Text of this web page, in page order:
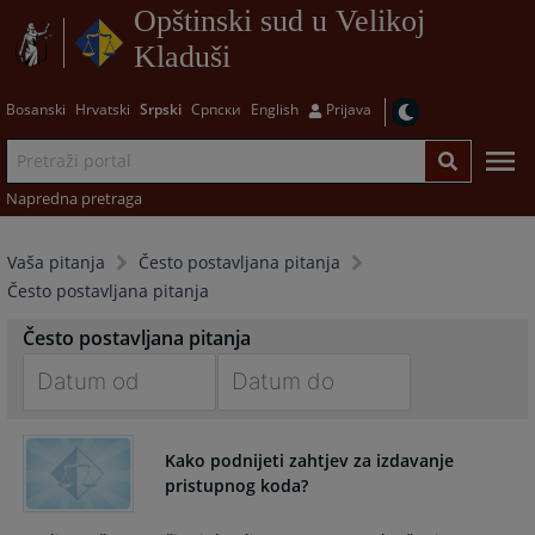
Opštinski sud u Velikoj
Kladuši
Bosanski Hrvatski Srpski Српски English Prijava
Napredna pretraga
Vaša pitanja
Često postavljana pitanja
Često postavljana pitanja
Često postavljana pitanja
forward
interact
forward
to
interact
Kako podnijeti zahtjev za izdavanje
pristupnog koda?